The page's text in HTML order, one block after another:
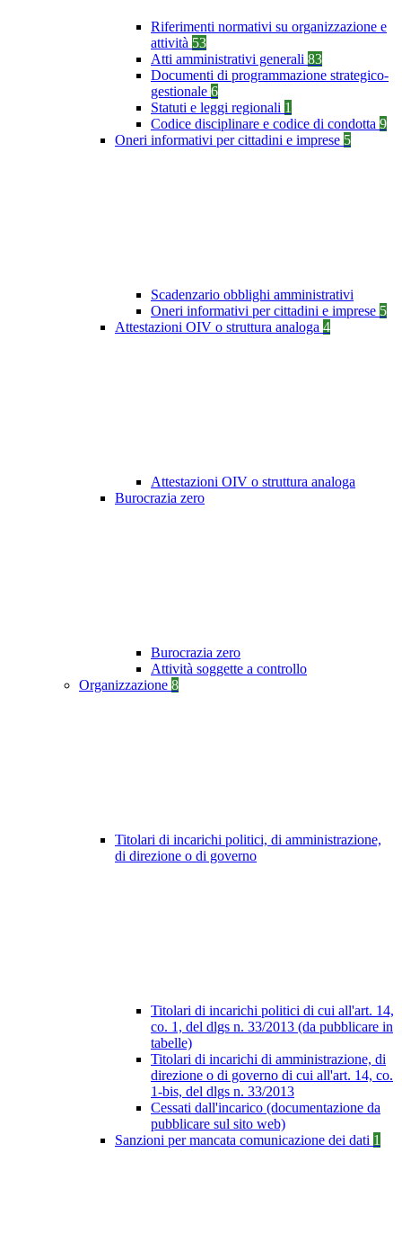
Riferimenti normativi su organizzazione e
attività 53
Atti amministrativi generali 83
Documenti di programmazione strategico-
gestionale 6
Statuti e leggi regionali 1
Codice disciplinare e codice di condotta 9
Oneri informativi per cittadini e imprese 5
Scadenzario obblighi amministrativi
Oneri informativi per cittadini e imprese 5
Attestazioni OIV o struttura analoga 4
Attestazioni OIV o struttura analoga
Burocrazia zero
Burocrazia zero
Attività soggette a controllo
Organizzazione 8
Titolari di incarichi politici, di amministrazione,
di direzione o di governo
Titolari di incarichi politici di cui all'art. 14,
co. 1, del dlgs n. 33/2013 (da pubblicare in
tabelle)
Titolari di incarichi di amministrazione, di
direzione o di governo di cui all'art. 14, co.
1-bis, del dlgs n. 33/2013
Cessati dall'incarico (documentazione da
pubblicare sul sito web)
Sanzioni per mancata comunicazione dei dati 1